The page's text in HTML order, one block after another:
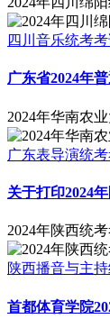
四川音乐统考
广东省2024年
2024年华南农
广东表导演统
关于打印2024
2024年陕西统
陕西播音与主
首都体育学院